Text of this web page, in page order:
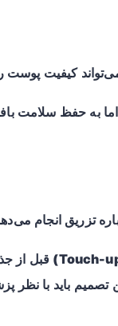
اما به حفظ سلامت
تزریق انجام
قبل از
تصمیم باید با نظر